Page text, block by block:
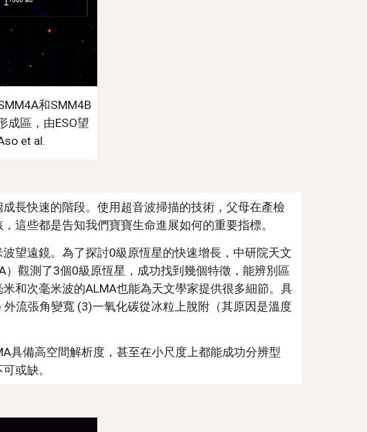
和SMM4B
成區，由ESO望
et al.
長快速的階段。使用超音波掃描的技術，父母在產檢
這些都是告知我們寶寶生命進展如何的重要指標。
望遠鏡。為了探討0級原恆星的快速增長，中研院天文
觀測了3個0級原恆星，成功找到幾個特徵，能辨別區
和次毫米波的ALMA也能為天文學家提供很多細節。具
流張角變寬 (3)一氧化碳從冰粒上脫附（其原因是溫度
具備高空間解析度，甚至在小尺度上都能成功分辨型
或缺。